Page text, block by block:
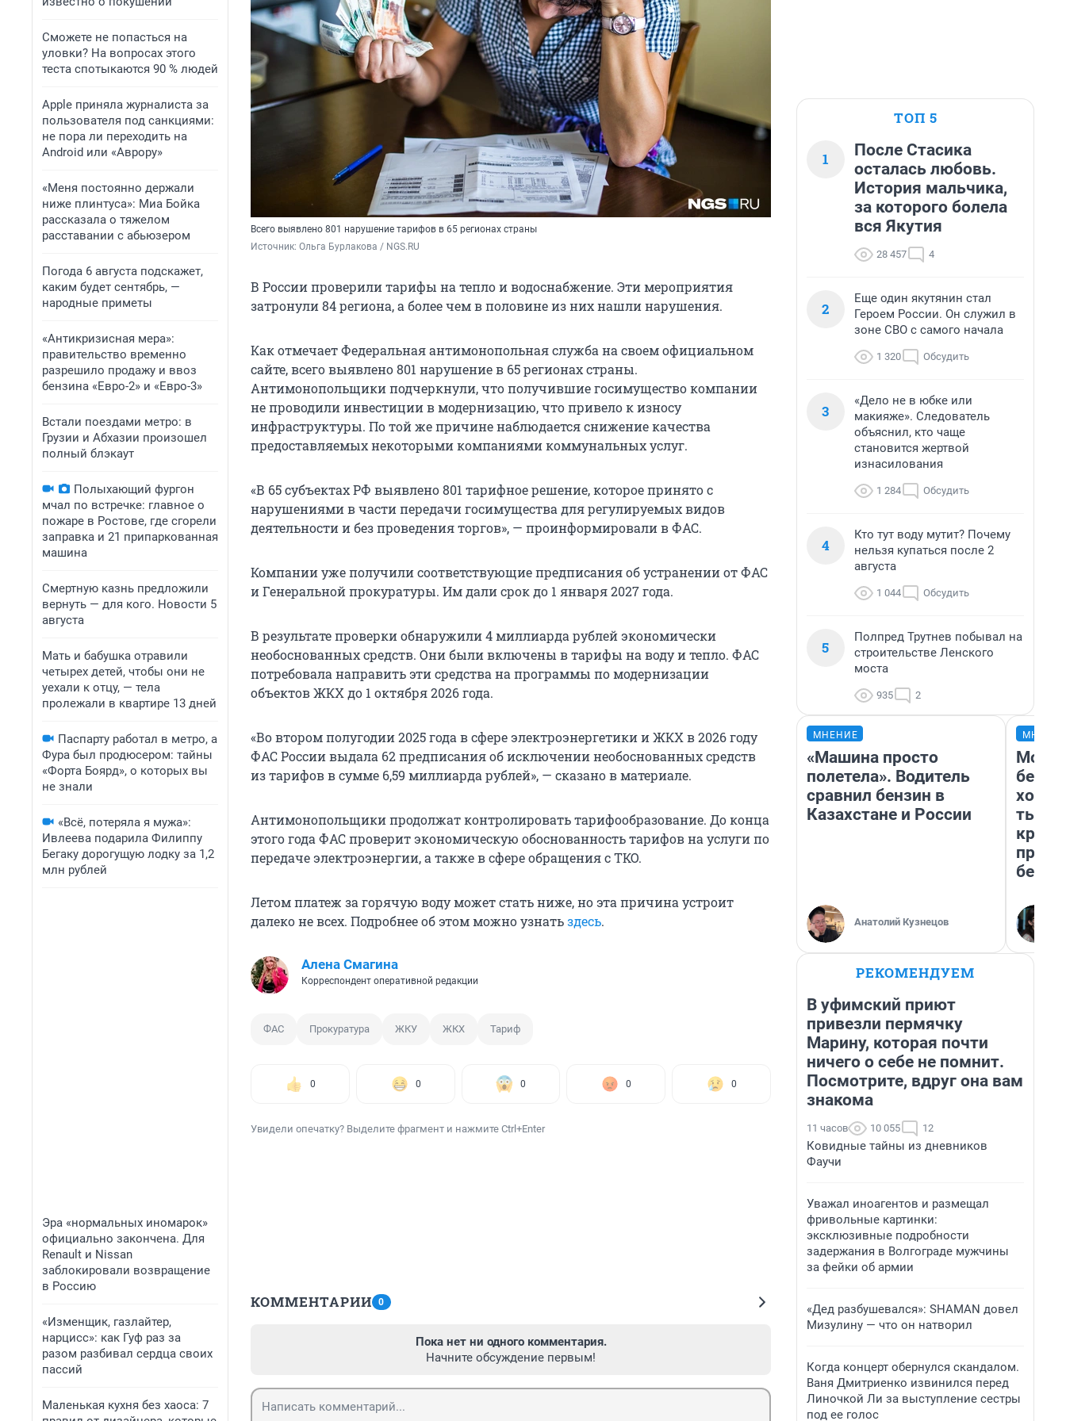
Сможете не попасться на
уловки? На вопросах этого
теста спотыкаются 90 % людей
Apple приняла журналиста за
пользователя под санкциями:
не пора ли переходить на
Android или «Аврору»
«Меня постоянно держали
ниже плинтуса»: Миа Бойка
рассказала о тяжелом
расставании с абьюзером
Погода 6 августа подскажет,
каким будет сентябрь, —
народные приметы
«Антикризисная мера»:
правительство временно
разрешило продажу и ввоз
бензина «Евро-2» и «Евро-3»
Встали поездами метро: в
Грузии и Абхазии произошел
полный блэкаут
Полыхающий фургон
мчал по встречке: главное о
пожаре в Ростове, где сгорели
заправка и 21 припаркованная
машина
Смертную казнь предложили
вернуть — для кого. Новости 5
августа
Мать и бабушка отравили
четырех детей, чтобы они не
уехали к отцу, — тела
пролежали в квартире 13 дней
Паспарту работал в метро, а
Фура был продюсером: тайны
«Форта Боярд», о которых вы
не знали
«Всё, потеряла я мужа»:
Ивлеева подарила Филиппу
Бегаку дорогущую лодку за 1,2
млн рублей
Эра «нормальных иномарок»
официально закончена. Для
Renault и Nissan
заблокировали возвращение
в Россию
«Изменщик, газлайтер,
нарцисс»: как Гуф раз за
разом разбивал сердца своих
пассий
Маленькая кухня без хаоса: 7
Всего выявлено 801 нарушение тарифов в 65 регионах страны
Источник: Ольга Бурлакова / NGS.RU
В России проверили тарифы на тепло и водоснабжение. Эти мероприятия
затронули 84 региона, а более чем в половине из них нашли нарушения.
Как отмечает Федеральная антимонопольная служба на своем официальном
сайте, всего выявлено 801 нарушение в 65 регионах страны.
Антимонопольщики подчеркнули, что получившие госимущество компании
не проводили инвестиции в модернизацию, что привело к износу
инфраструктуры. По той же причине наблюдается снижение качества
предоставляемых некоторыми компаниями коммунальных услуг.
«В 65 субъектах РФ выявлено 801 тарифное решение, которое принято с
нарушениями в части передачи госимущества для регулируемых видов
деятельности и без проведения торгов», — проинформировали в ФАС.
Компании уже получили соответствующие предписания об устранении от ФАС
и Генеральной прокуратуры. Им дали срок до 1 января 2027 года.
В результате проверки обнаружили 4 миллиарда рублей экономически
необоснованных средств. Они были включены в тарифы на воду и тепло. ФАС
потребовала направить эти средства на программы по модернизации
объектов ЖКХ до 1 октября 2026 года.
«Во втором полугодии 2025 года в сфере электроэнергетики и ЖКХ в 2026 году
ФАС России выдала 62 предписания об исключении необоснованных средств
из тарифов в сумме 6,59 миллиарда рублей», — сказано в материале.
Антимонопольщики продолжат контролировать тарифообразование. До конца
этого года ФАС проверит экономическую обоснованность тарифов на услуги по
передаче электроэнергии, а также в сфере обращения с ТКО.
Летом платеж за горячую воду может стать ниже, но эта причина устроит
далеко не всех. Подробнее об этом можно узнатьздесь.
Алена Смагина
Корреспондент оперативной редакции
ФАС Прокуратура ЖКУ ЖКХ Тариф
0 0 0 0 0
Увидели опечатку? Выделите фрагмент и нажмите Ctrl+Enter
КОММЕНТАРИИ 0
Пока нет ни одного комментария.
Начните обсуждение первым!
ТОП 5
1
После Стасика
осталась любовь.
История мальчика,
за которого болела
вся Якутия
28 457 4
2
Еще один якутянин стал
Героем России. Он служил в
зоне СВО с самого начала
1 320 Обсудить
3
«Дело не в юбке или
макияже». Следователь
объяснил, кто чаще
становится жертвой
изнасилования
1 284 Обсудить
4
Кто тут воду мутит? Почему
нельзя купаться после 2
августа
1 044 Обсудить
5
Полпред Трутнев побывал на
строительстве Ленского
моста
935 2
МНЕНИЕ
«Машина просто
полетела». Водитель
сравнил бензин в
Казахстане и России
Анатолий Кузнецов
Мой
РЕКОМЕНДУЕМ
В уфимский приют
привезли пермячку
Марину, которая почти
ничего о себе не помнит.
Посмотрите, вдруг она вам
знакома
11 часов 10 055 12
Ковидные тайны из дневников
Фаучи
Уважал иноагентов и размещал
фривольные картинки:
эксклюзивные подробности
задержания в Волгограде мужчины
за фейки об армии
«Дед разбушевался»: SHAMAN довел
Мизулину — что он натворил
Когда концерт обернулся скандалом.
Ваня Дмитриенко извинился перед
Линочкой Ли за выступление сестры
под ее голос